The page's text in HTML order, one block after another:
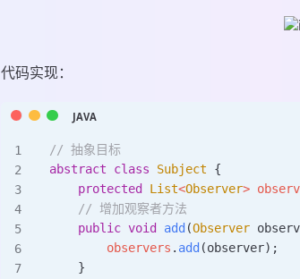
代码实现：
// 抽象目标
abstract class Subject {
    protected
List<Observer>
    // 增加观察者方法
    public
void add (Observer
        observers
. add (observer);
    }